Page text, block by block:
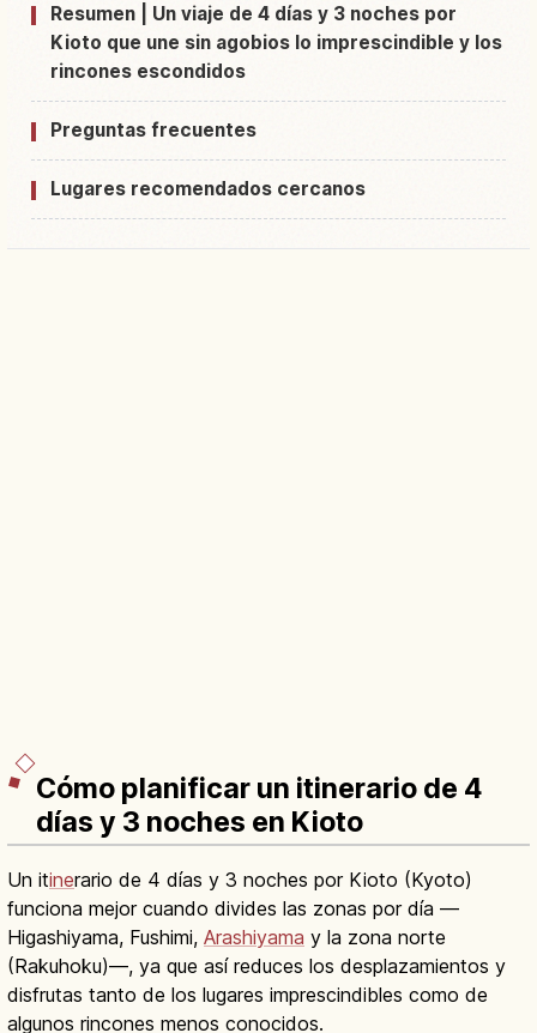
Resumen | Un viaje de 4 días y 3 noches por
Kioto que une sin agobios lo imprescindible y los
rincones escondidos
Preguntas frecuentes
Lugares recomendados cercanos
Cómo planificar un itinerario de 4
días y 3 noches en Kioto
Un itinerario de 4 días y 3 noches por Kioto (Kyoto)
funciona mejor cuando divides las zonas por día —
Higashiyama, Fushimi, Arashiyama y la zona norte
(Rakuhoku)—, ya que así reduces los desplazamientos y
disfrutas tanto de los lugares imprescindibles como de
algunos rincones menos conocidos.